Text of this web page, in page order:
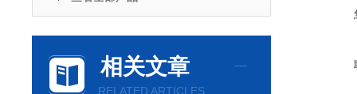
相关文章
RELATED ARTICLES